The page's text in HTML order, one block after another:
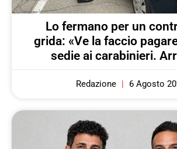
Lo fermano per un
grida: «Ve la faccio
sedie ai carabinieri.
Redazione 6 Agosto